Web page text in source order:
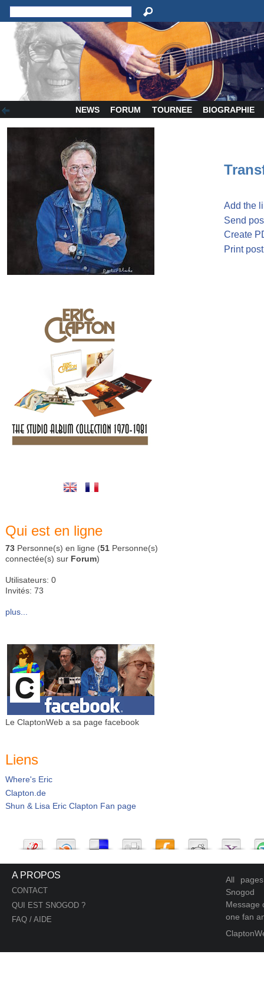
NEWS FORUM TOURNEE BIOGRAPHIE
Qui est en ligne
73 Personne(s) en ligne (51 Personne(s)
connectée(s) sur Forum)
Utilisateurs: 0
Invités: 73
plus...
Le ClaptonWeb a sa page facebook
Liens
Where's Eric
Clapton.de
Shun & Lisa Eric Clapton Fan page
Add the
Send
Create
Print post
A PROPOS
CONTACT
QUI EST SNOGOD ?
FAQ / AIDE
All
Snogod
Message
one fan